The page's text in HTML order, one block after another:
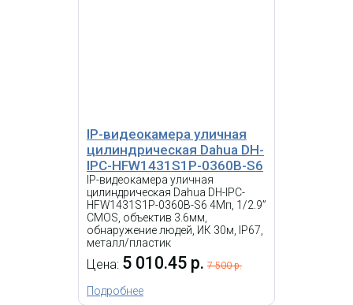
IP-видеокамера уличная
цилиндрическая Dahua DH-
IPC-HFW1431S1P-0360B-S6
IP-видеокамера уличная
цилиндрическая Dahua DH-IPC-
HFW1431S1P-0360B-S6 4Мп, 1/2.9”
CMOS, объектив 3.6мм,
обнаружение людей, ИК 30м, IP67,
металл/пластик
Цена: 5 010.45 р. 7 500 р.
Подробнее